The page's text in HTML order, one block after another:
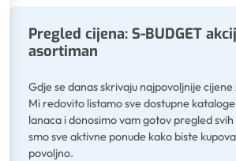
Pregled cijena: S-BUDGET
asortiman
Gdje se danas skrivaju najpovoljnije cijene
Mi redovito listamo sve dostupne
lanaca i donosimo vam gotov pregled
smo sve aktivne ponude kako biste
povoljno.